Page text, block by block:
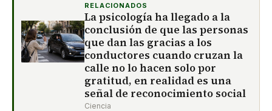
RELACIONADOS
La psicología ha llegado a la
conclusión de que las personas
que dan las gracias a los
conductores cuando cruzan la
calle no lo hacen solo por
gratitud, en realidad es una
señal de reconocimiento social
Ciencia